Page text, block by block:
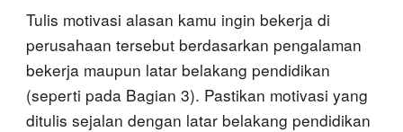
Tulis motivasi alasan kamu ingin bekerja di
perusahaan tersebut berdasarkan pengalaman
bekerja maupun latar belakang pendidikan
(seperti pada Bagian 3). Pastikan motivasi yang
ditulis sejalan dengan latar belakang pendidikan